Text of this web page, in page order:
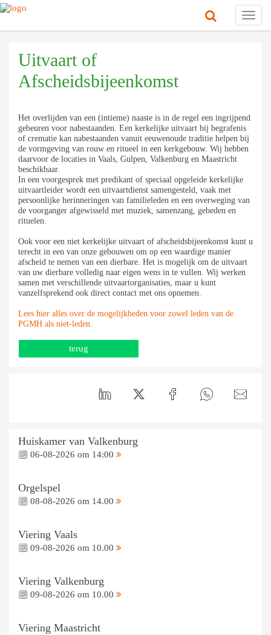
Uitvaart of
Afscheidsbijeenkomst
Het overlijden van een (intieme) naaste is in de regel een ingrijpend
gebeuren voor nabestaanden. Een kerkelijke uitvaart bij begrafenis
of crematie kan nabestaanden vanuit eeuwenoude traditie helpen bij
de vormgeving van rouw en ritueel in een kerkgebouw. Wij hebben
daarvoor de locaties in Vaals, Gulpen, Valkenburg en Maastricht
beschikbaar.
In een voorgesprek met predikant of speciaal opgeleide kerkelijke
uitvaartleider wordt een uitvaartdienst samengesteld, vaak met
persoonlijke herinneringen van familieleden en een overweging van
de voorganger afgewisseld met muziek, samenzang, gebeden en
rituelen.
Ook voor een niet kerkelijke uitvaart of afscheidsbijeenkomst kunt u
terecht in een van onze gebouwen om op een waardige manier
afscheid te nemen van een dierbare. Het is mogelijk om de uitvaart
van uw dierbare volledig naar eigen wens in te vullen. Wij werken
samen met verschillende uitvaartorganisaties, maar u kunt
vanzelfsprekend ook direct contact met ons opnemen.
Lees hier alles over de mogelijkheden voor zowel leden van de
PGMH als niet-leden.
terug
Huiskamer van Valkenburg
06-08-2026 om 14:00
Orgelspel
08-08-2026 om 14.00
Viering Vaals
09-08-2026 om 10.00
Viering Valkenburg
09-08-2026 om 10.00
Viering Maastricht